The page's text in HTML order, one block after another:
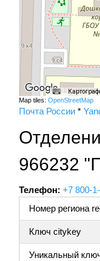
Map tiles: OpenStreetMap
Почта России *
966232
Телефон: +7 800-
Номер региона
Ключ citykey
Уникальный